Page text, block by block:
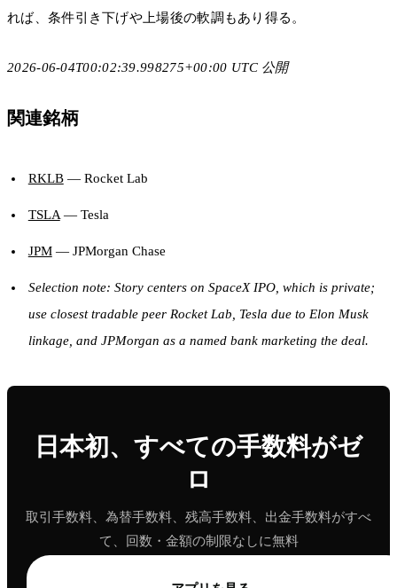
れば、条件引き下げや上場後の軟調もあり得る。
2026-06-04T00:02:39.998275+00:00 UTC 公開
関連銘柄
RKLB— Rocket Lab
TSLA— Tesla
JPM— JPMorgan Chase
Selection note: Story centers on SpaceX IPO, which is private;
use closest tradable peer Rocket Lab, Tesla due to Elon Musk
linkage, and JPMorgan as a named bank marketing the deal.
日本初、すべての手数料がゼ
ロ
取引手数料、為替手数料、残高手数料、出金手数料がすべ
て、回数・金額の制限なしに無料